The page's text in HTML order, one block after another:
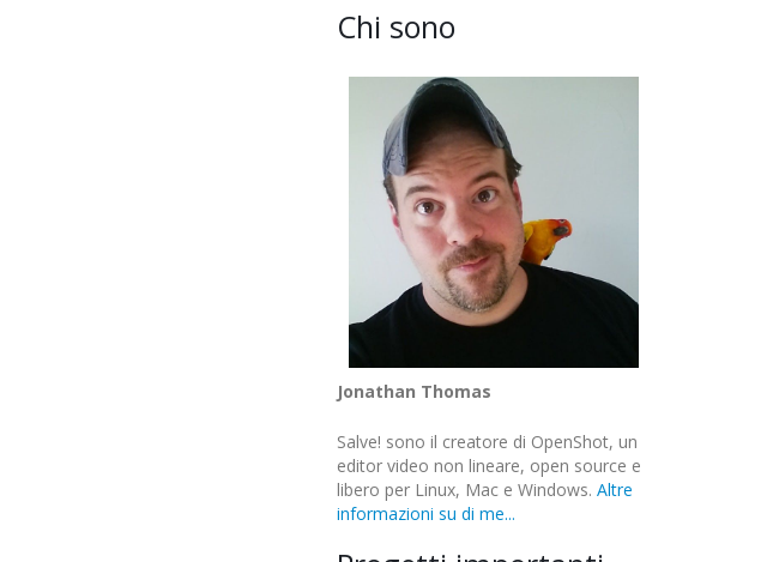
Chi sono
Jonathan Thomas
Salve! sono il creatore di OpenShot, un
editor video non lineare, open source e
libero per Linux, Mac e Windows. Altre
informazioni su di me...